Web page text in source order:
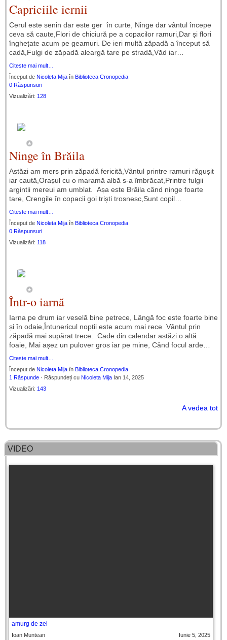
Capriciile iernii
Cerul este senin dar este ger în curte, Ninge dar vântul începe
ceva să caute,Flori de chiciură pe a copacilor ramuri,Dar și flori
înghețate acum pe geamuri. De ieri multă zăpadă a început să
cadă,Fulgi de zăpadă aleargă tare pe stradă,Văd iar…
Citeste mai mult…
Început de Nicoleta Mija în Biblioteca Cronopedia
0 Răspunsuri
Vizualizări: 128
Ninge în Brăila
Astăzi am mers prin zăpadă fericită,Vântul printre ramuri răgușit
iar caută,Orașul cu o maramă albă s-a îmbrăcat,Printre fulgii
argintii mereui am umblat. Așa este Brăila când ninge foarte
tare, Crengile în copacii goi triști trosnesc,Sunt copil…
Citeste mai mult…
Început de Nicoleta Mija în Biblioteca Cronopedia
0 Răspunsuri
Vizualizări: 118
Într-o iarnă
Iarna pe drum iar veselă bine petrece, Lângă foc este foarte bine
și în odaie,Întunericul nopții este acum mai rece Vântul prin
zăpadă mai supărat trece. Cade din calendar astăzi o altă
foaie, Mai așez un pulover gros iar pe mine, Când focul arde…
Citeste mai mult…
Început de Nicoleta Mija în Biblioteca Cronopedia
1 Răspunde · Răspundeți cu Nicoleta Mija Ian 14, 2025
Vizualizări: 143
A vedea tot
VIDEO
amurg de zei
Ioan Muntean Iunie 5, 2025